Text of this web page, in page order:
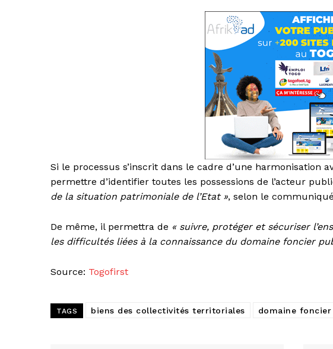
Si le processus s’inscrit dans le cadre d’une harmonisation
permettre d’identifier toutes les possessions de l’acteur
de la situation patrimoniale de l’Etat », selon le
De même, il permettra de « suivre, protéger et sécuriser
les difficultés liées à la connaissance du domaine foncier
Source: Togofirst
TAGS biens des collectivités territoriales domaine